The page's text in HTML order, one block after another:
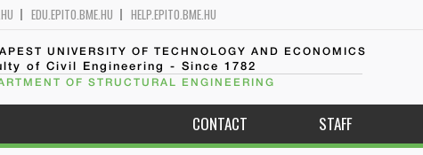
EDU.EPITO.BME.HU HELP.EPITO.BME.HU
UNIVERSITY OF TECHNOLOGY AND ECONOMICS
of Civil Engineering - Since 1782
OF STRUCTURAL ENGINEERING
CONTACT STAFF